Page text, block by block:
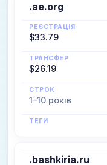
.ae.org
РЕЄСТРАЦІЯ
$33.79
ТРАНСФЕР
$26.19
СТРОК
1–10 років
ТЕГИ
.bashkiria.ru